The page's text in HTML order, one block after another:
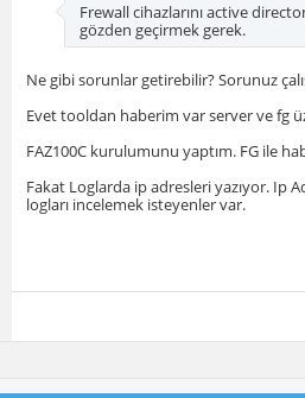
Frewall cihazlarını active
gözden geçirmek gerek.
Ne gibi sorunlar getirebilir? Sorunuz
Evet tooldan haberim var server ve fg
FAZ100C kurulumunu yaptım. FG ile
Fakat Loglarda ip adresleri yazıyor. Ip
logları incelemek isteyenler var.